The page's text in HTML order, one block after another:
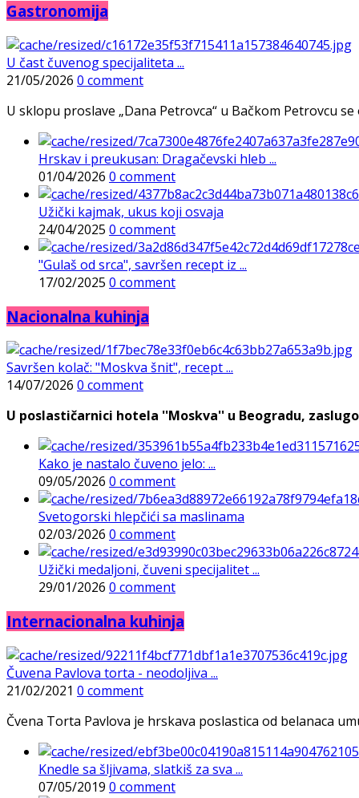
Gastronomija
U čast čuvenog specijaliteta ...
21/05/2026 0 comment
U sklopu proslave „Dana Petrovca“ u Bačkom Petrovcu
Hrskav i preukusan: Dragačevski hleb ...
01/04/2026 0 comment
Užički kajmak, ukus koji osvaja
24/04/2025 0 comment
"Gulaš od srca", savršen recept iz ...
17/02/2025 0 comment
Nacionalna kuhinja
Savršen kolač: "Moskva šnit", recept ...
14/07/2026 0 comment
U poslastičarnici hotela ''Moskva'' u Beogradu,
Kako je nastalo čuveno jelo: ...
09/05/2026 0 comment
Svetogorski hlepčići sa maslinama
02/03/2026 0 comment
Užički medaljoni, čuveni specijalitet ...
29/01/2026 0 comment
Internacionalna kuhinja
Čuvena Pavlova torta - neodoljiva ...
21/02/2021 0 comment
Čvena Torta Pavlova je hrskava poslastica od belanaca
Knedle sa šljivama, slatkiš za sva ...
07/05/2019 0 comment